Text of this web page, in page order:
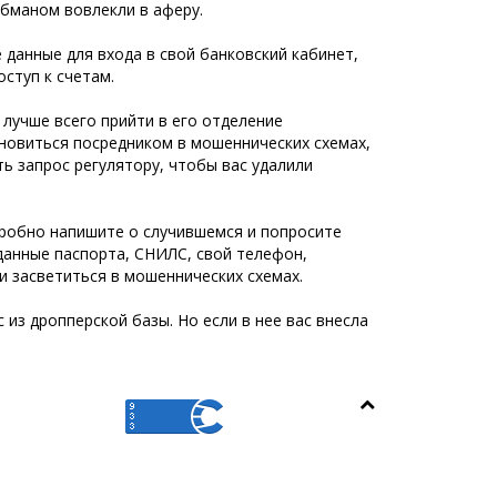
вовлекли в аферу.
для входа в свой банковский кабинет,
к счетам.
всего прийти в его отделение
посредником в мошеннических схемах,
регулятору, чтобы вас удалили
напишите о случившемся и попросите
паспорта, СНИЛС, свой телефон,
в мошеннических схемах.
дропперской базы. Но если в нее вас внесла